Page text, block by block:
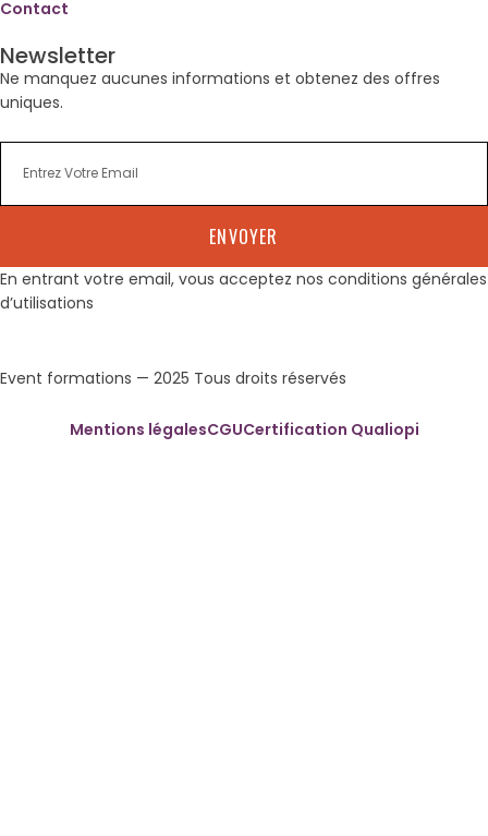
Contact
Newsletter
Ne manquez aucunes informations et obtenez des offres
uniques.
ENVOYER
En entrant votre email, vous acceptez nos conditions générales
d’utilisations
Event formations — 2025 Tous droits réservés
Mentions légalesCGUCertification Qualiopi